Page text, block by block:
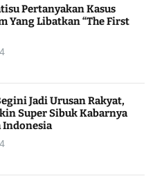
Pertanyakan Kasus
Yang Libatkan “The First
Jadi Urusan Rakyat,
Super Sibuk Kabarnya
Indonesia